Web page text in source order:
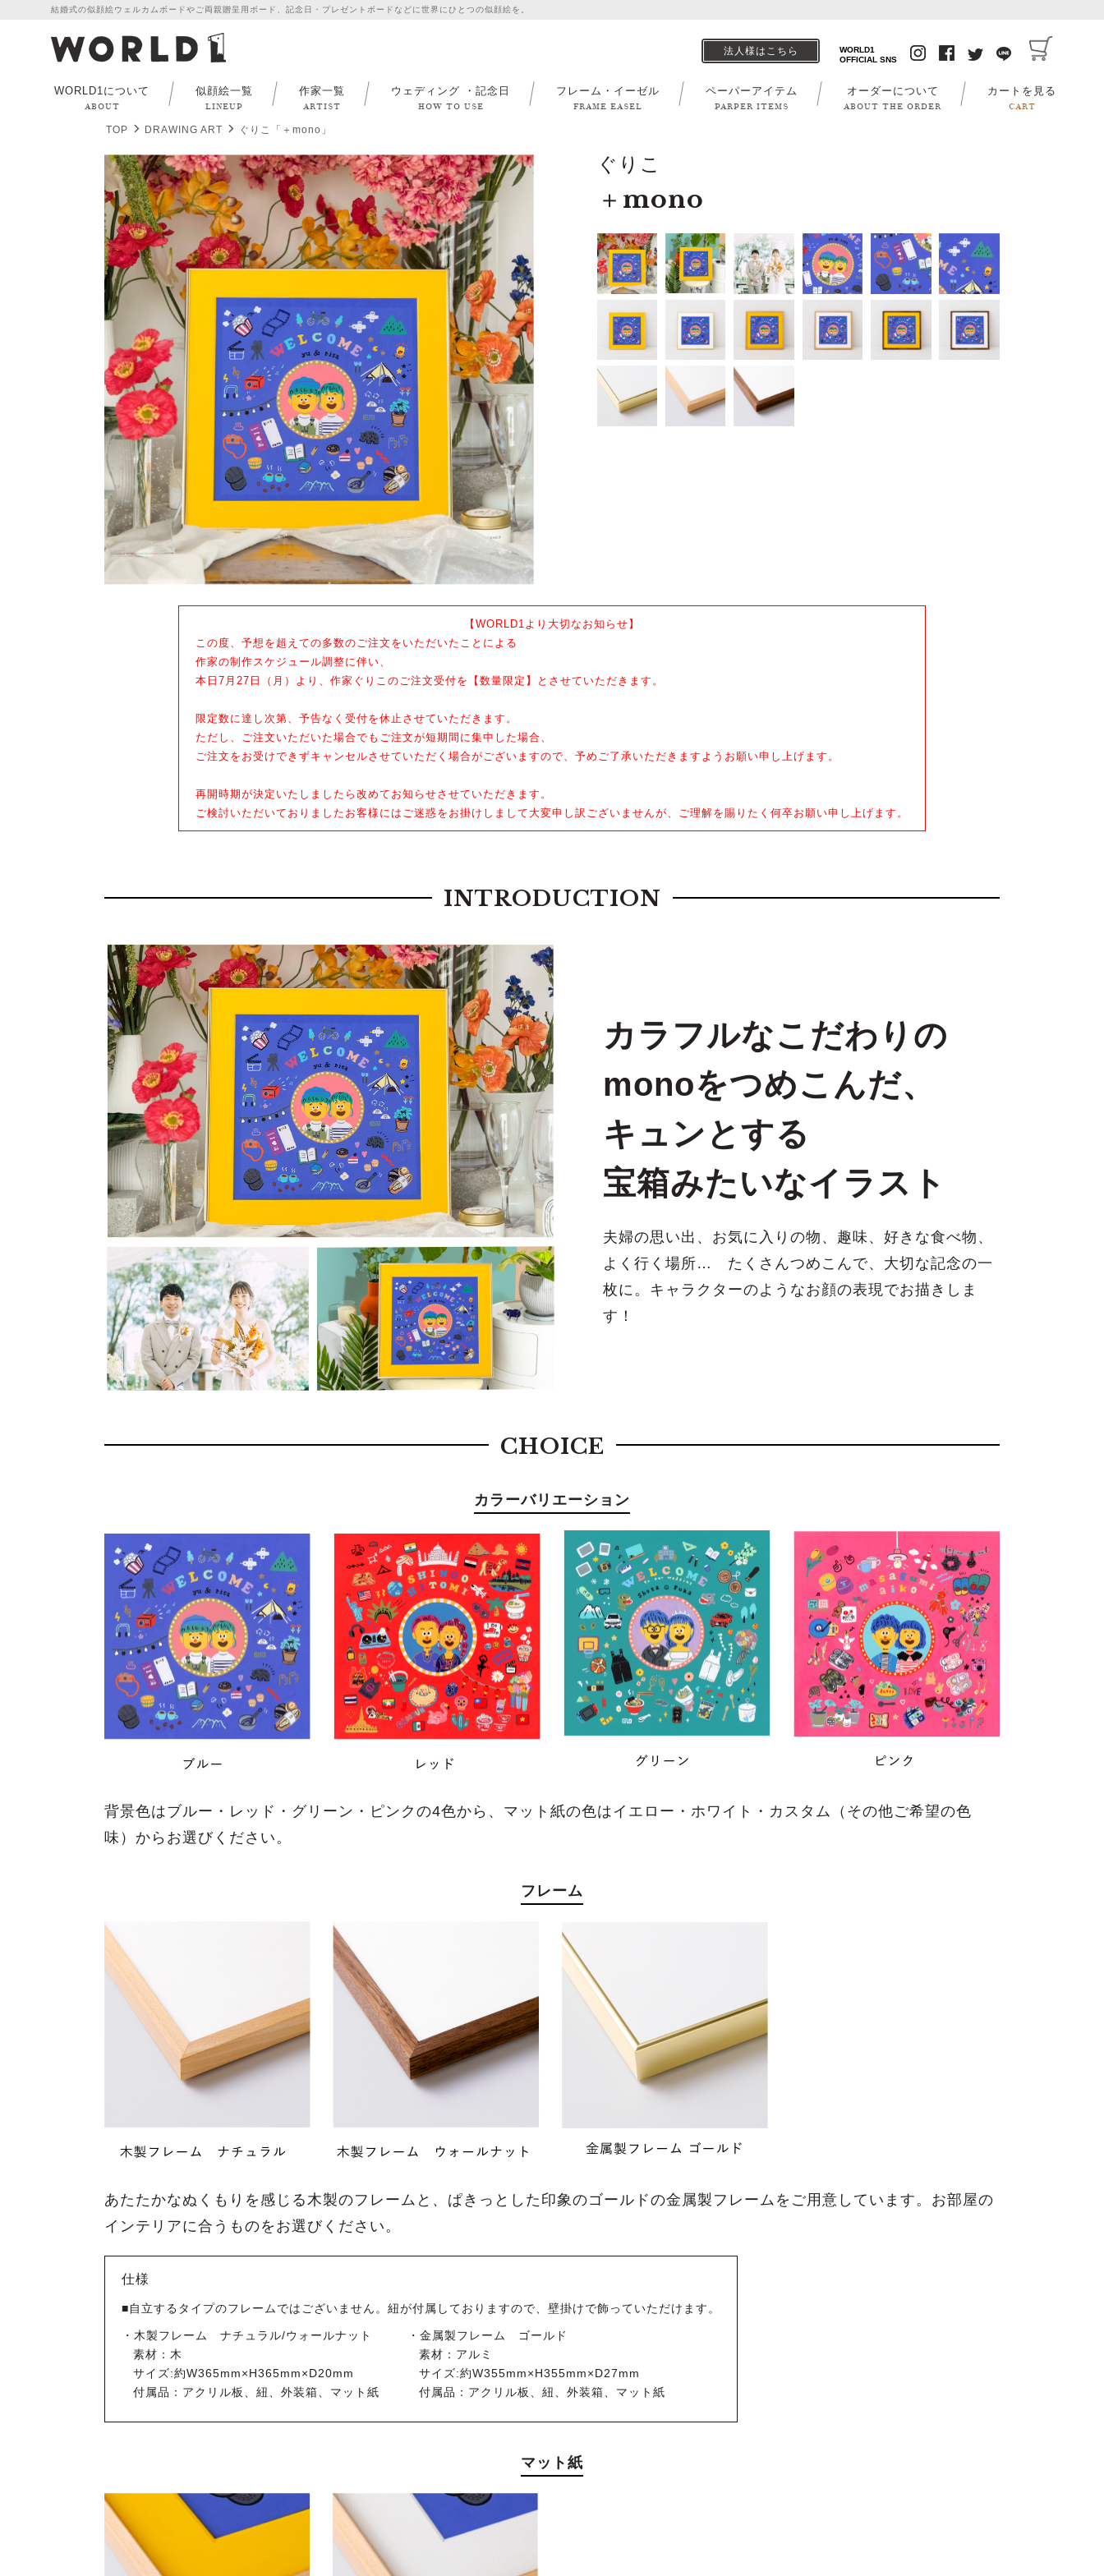
結婚式の似顔絵ウェルカムボードやご両親贈呈用ボード、記念日・プレゼントボードなどに世界にひとつの似顔絵を。
法人様はこちら
WORLD1
OFFICIAL SNS
WORLD1について
ABOUT
似顔絵一覧
LINEUP
作家一覧
ARTIST
ウェディング ・記念日
HOW TO USE
フレーム・イーゼル
FRAME EASEL
ペーパーアイテム
PARPER ITEMS
オーダーについて
ABOUT THE ORDER
カートを見る
CART
TOP DRAWING ART ぐりこ「＋mono」
ぐりこ
＋mono
【WORLD1より大切なお知らせ】
この度、予想を超えての多数のご注文をいただいたことによる
作家の制作スケジュール調整に伴い、
本日7月27日（月）より、作家ぐりこのご注文受付を【数量限定】とさせていただきます。
限定数に達し次第、予告なく受付を休止させていただきます。
ただし、ご注文いただいた場合でもご注文が短期間に集中した場合、
ご注文をお受けできずキャンセルさせていただく場合がございますので、予めご了承いただきますようお願い申し上げます。
再開時期が決定いたしましたら改めてお知らせさせていただきます。
ご検討いただいておりましたお客様にはご迷惑をお掛けしまして大変申し訳ございませんが、ご理解を賜りたく何卒お願い申し上げます。
INTRODUCTION
カラフルなこだわりの
monoをつめこんだ、
キュンとする
宝箱みたいなイラスト
夫婦の思い出、お気に入りの物、趣味、好きな食べ物、
よく行く場所… たくさんつめこんで、大切な記念の一
枚に。キャラクターのようなお顔の表現でお描きしま
す！
CHOICE
カラーバリエーション
背景色はブルー・レッド・グリーン・ピンクの4色から、マット紙の色はイエロー・ホワイト・カスタム（その他ご希望の色
味）からお選びください。
フレーム
あたたかなぬくもりを感じる木製のフレームと、ぱきっとした印象のゴールドの金属製フレームをご用意しています。お部屋の
インテリアに合うものをお選びください。
仕様
■自立するタイプのフレームではございません。紐が付属しておりますので、壁掛けで飾っていただけます。
・木製フレーム ナチュラル/ウォールナット
素材：木
サイズ:約W365mm×H365mm×D20mm
付属品：アクリル板、紐、外装箱、マット紙
・金属製フレーム ゴールド
素材：アルミ
サイズ:約W355mm×H355mm×D27mm
付属品：アクリル板、紐、外装箱、マット紙
マット紙